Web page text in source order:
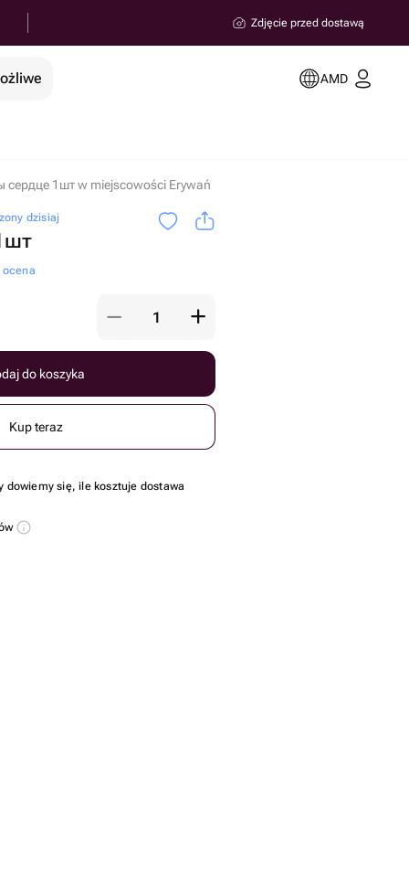
Zdjęcie przed dostawą
AMD
1шт w miejscowości Erywań
dzisiaj
ocena
do koszyka
Kup teraz
dowiemy się, ile kosztuje dostawa